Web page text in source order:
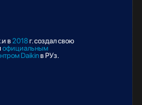
в2018г. создал свою
официальным
Daikinв РУз.